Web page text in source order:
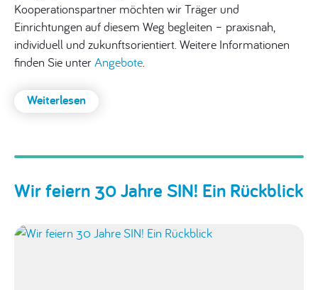
Kooperationspartner möchten wir Träger und
Einrichtungen auf diesem Weg begleiten – praxisnah,
individuell und zukunftsorientiert. Weitere Informationen
finden Sie unterAngebote.
Weiterlesen:
digitale
Wir feiern 30 Jahre SIN! Ein Rückblick